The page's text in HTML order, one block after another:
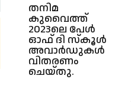
തനിമ
കുവൈത്ത്‌
2023ലെ പേൾ
ഓഫ്‌ ദി സ്കൂൾ
അവാർഡുകൾ
വിതരണം
ചെയ്തു.